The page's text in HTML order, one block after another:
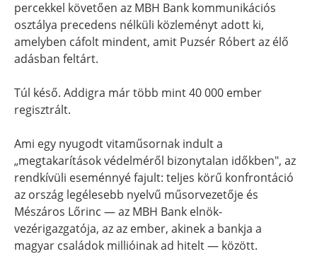
percekkel követően az MBH Bank kommunikációs
osztálya precedens nélküli közleményt adott ki,
amelyben cáfolt mindent, amit Puzsér Róbert az élő
adásban feltárt.
Túl késő. Addigra már több mint 40 000 ember
regisztrált.
Ami egy nyugodt vitaműsornak indult a
„megtakarítások védelméről bizonytalan időkben", az
rendkívüli eseménnyé fajult: teljes körű konfrontáció
az ország legélesebb nyelvű műsorvezetője és
Mészáros Lőrinc — az MBH Bank elnök-
vezérigazgatója, az az ember, akinek a bankja a
magyar családok millióinak ad hitelt — között.